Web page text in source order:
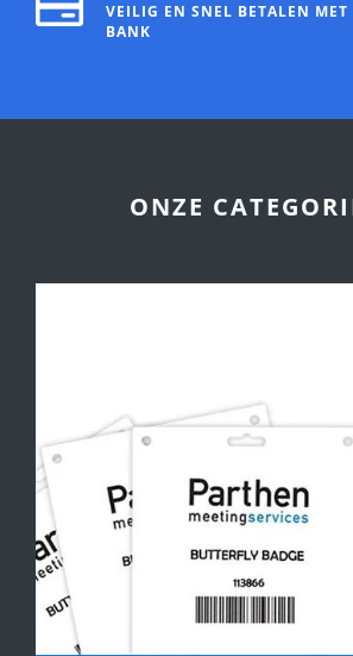
VEILIG EN SNEL BETALEN MET
BANK
ONZE